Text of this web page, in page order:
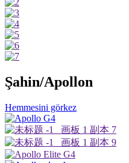
Şahin/Apollon
Hemmesini görkez